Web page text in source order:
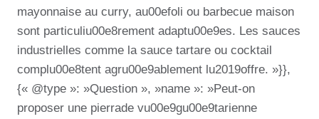
mayonnaise au curry, au00efoli ou barbecue maison
sont particuliu00e8rement adaptu00e9es. Les sauces
industrielles comme la sauce tartare ou cocktail
complu00e8tent agru00e9ablement lu2019offre. »}},
{« @type »: »Question », »name »: »Peut-on
proposer une pierrade vu00e9gu00e9tarienne